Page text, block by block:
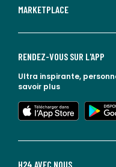
MARKETPLACE
H24 AVEC NOUS
RENDEZ-VOUS SUR L'APP
Ultra inspirante,
savoir plus
lien vers l'app store
lien vers google play